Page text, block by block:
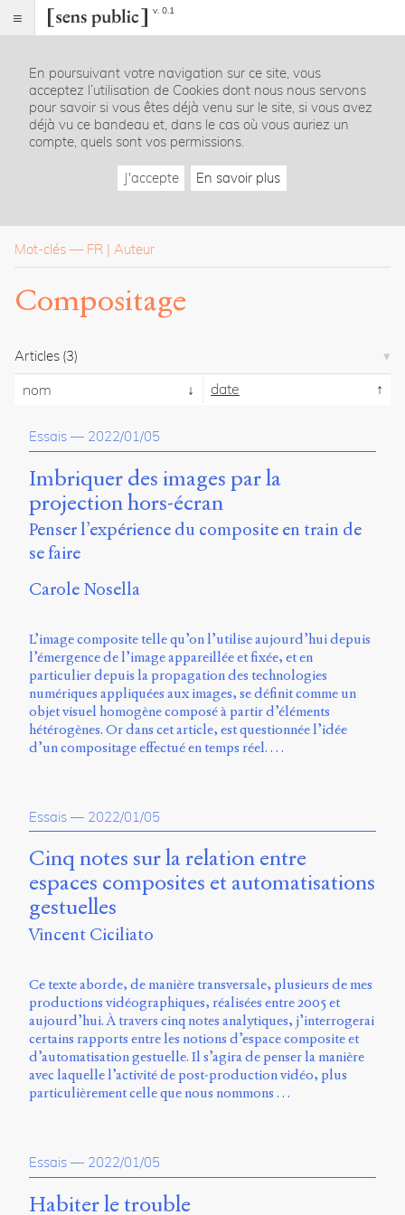
v. 0.1
Index
Rubriques
Essais
La
revue
Présentation
Publier
du
site
Archipel
En
ligne
de
Sherbrooke
Campus
de
Longueuil
Local
B1-
Charles-
Moyne
Longueuil
(QC)
J4K
0B7
ISSN
2104-
3272
Sens
0.1
Typographies
Jannon
de
En poursuivant votre navigation sur ce site, vous
acceptez l’utilisation de Cookies dont nous nous servons
pour savoir si vous êtes déjà venu sur le site, si vous avez
déjà vu ce bandeau et, dans le cas où vous auriez un
compte, quels sont vos permissions.
J'accepte En savoir plus
Mot-clés — FR Auteur
Compositage
Articles (3)
nom date
Essais — 2022/01/05
Imbriquer des images par la
projection hors-écran
Penser l’expérience du composite en train de
se faire
Carole Nosella
L’image composite telle qu’on l’utilise aujourd’hui depuis
l’émergence de l’image appareillée et fixée, et en
particulier depuis la propagation des technologies
numériques appliquées aux images, se définit comme un
objet visuel homogène composé à partir d’éléments
hétérogènes. Or dans cet article, est questionnée l’idée
d’un compositage effectué en temps réel. …
Essais — 2022/01/05
Cinq notes sur la relation entre
espaces composites et automatisations
gestuelles
Vincent Ciciliato
Ce texte aborde, de manière transversale, plusieurs de mes
productions vidéographiques, réalisées entre 2005 et
aujourd’hui. À travers cinq notes analytiques, j’interrogerai
certains rapports entre les notions d’espace composite et
d’automatisation gestuelle. Il s’agira de penser la manière
avec laquelle l’activité de post-production vidéo, plus
particulièrement celle que nous nommons …
Essais — 2022/01/05
Habiter le trouble